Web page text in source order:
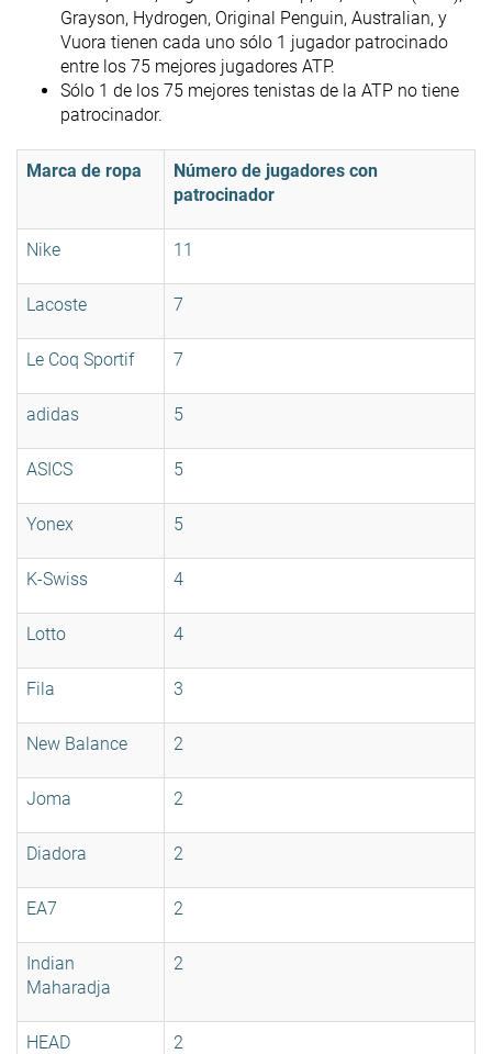
Grayson, Hydrogen, Original Penguin, Australian, y
Vuora tienen cada uno sólo 1 jugador patrocinado
entre los 75 mejores jugadores ATP.
Sólo 1 de los 75 mejores tenistas de la ATP no tiene
patrocinador.
Marca de ropa
Número de jugadores con
patrocinador
Nike 11
Lacoste 7
Le Coq Sportif 7
adidas 5
ASICS 5
Yonex 5
K-Swiss 4
Lotto 4
Fila 3
New Balance 2
Joma 2
Diadora 2
EA7 2
Indian
Maharadja
2
HEAD 2